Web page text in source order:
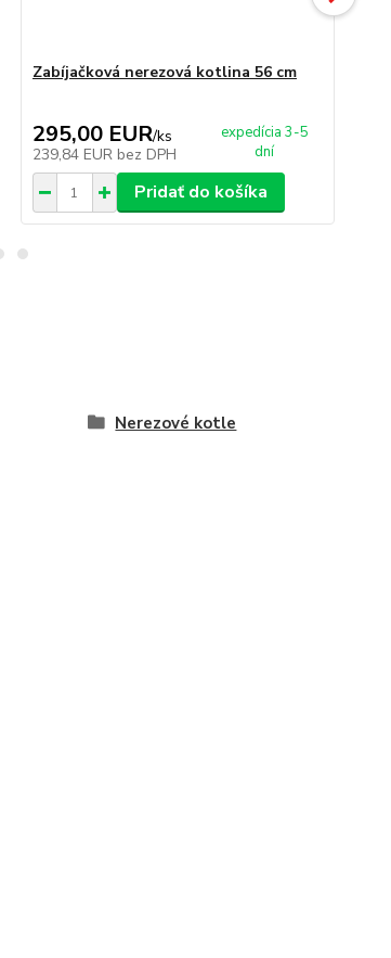
Zabíjačková nerezová kotlina 56 cm
295,00 EUR/ks
239,84 EUR bez DPH
expedícia 3-5
dní
Pridať do košíka
Nerezové kotle